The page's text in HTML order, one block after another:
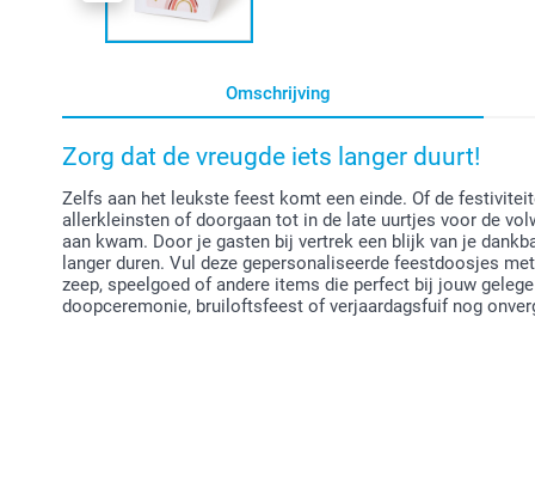
Omschrijving
Zorg dat de vreugde iets langer duurt!
Zelfs aan het leukste feest komt een einde. Of de
allerkleinsten of doorgaan tot in de late uurtjes voor de
aan kwam. Door je gasten bij vertrek een blijk van je
langer duren. Vul deze gepersonaliseerde feestdoosjes
zeep, speelgoed of andere items die perfect bij jouw
doopceremonie, bruiloftsfeest of verjaardagsfuif nog